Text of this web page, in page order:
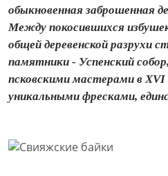
обыкновенная заброшенная
Между покосившихся
общей деревенской разрухи
памятники - Успенский
псковскими мастерами в XVI
уникальными фресками,